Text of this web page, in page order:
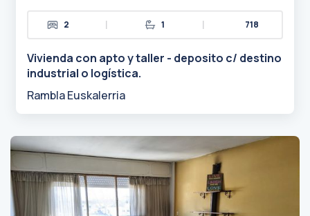
2 | 1 | 718
Vivienda con apto y taller - deposito c/ destino
industrial o logística.
Rambla Euskalerria